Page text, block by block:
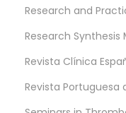
Research and
Research Synthesis
Revista Clínica
Revista Portuguesa